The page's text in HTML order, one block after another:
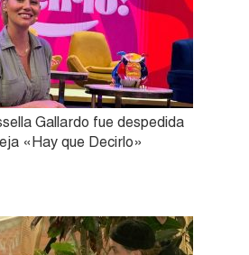
Gallardo fue despedida
«Hay que Decirlo»